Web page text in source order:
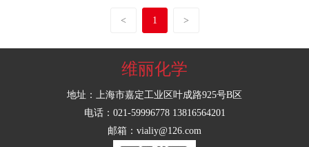
< 1 >
维丽化学
地址：上海市嘉定工业区叶成路925号B区
电话：021-59996778 13816564201
邮箱：vialiy@126.com